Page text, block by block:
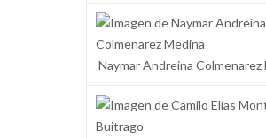
Naymar Andreina Colmenarez